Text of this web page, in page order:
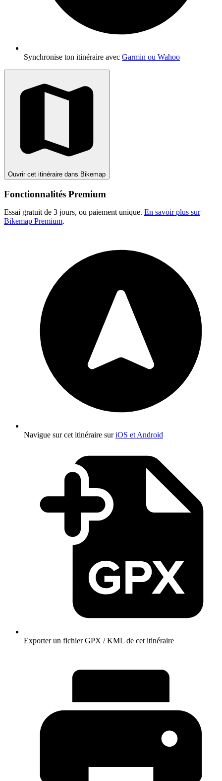
Synchronise ton itinéraire avec Garmin ou Wahoo
Ouvrir cet itinéraire dans Bikemap
Fonctionnalités Premium
Essai gratuit de 3 jours, ou paiement unique. En savoir plus sur
Bikemap Premium.
Navigue sur cet itinéraire suriOS et Android
Exporter un fichier GPX / KML de cet itinéraire